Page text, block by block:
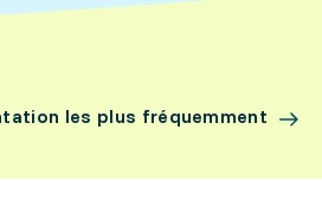
les plus fréquemment